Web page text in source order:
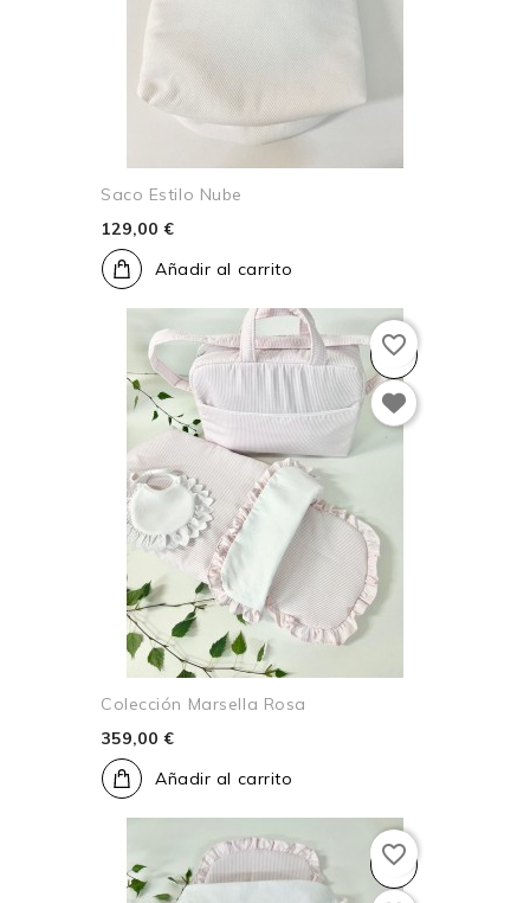
Saco Estilo Nube
129,00 €
Añadir al carrito
Colección Marsella Rosa
359,00 €
Añadir al carrito
favorite_border
favorite_border